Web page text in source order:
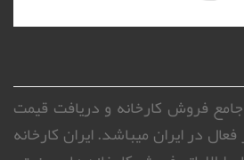
جامع فروش کارخانه و دریافت قیمت
در ایران میباشد. ایران کارخانه